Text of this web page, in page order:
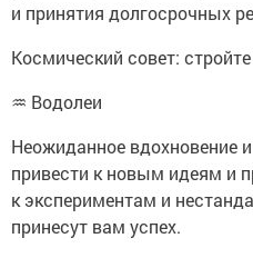
и принятия долгосрочных
Космический совет:
♒ Водолеи
Неожиданное вдохновение
привести к новым идеям и
к экспериментам и
принесут вам успех.